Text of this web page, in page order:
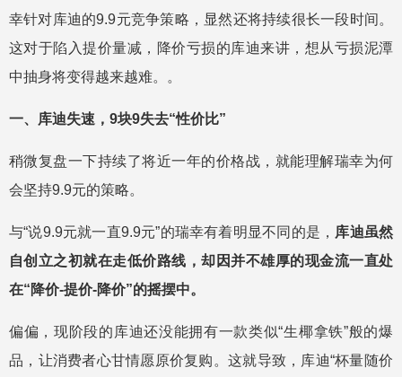
幸针对库迪的9.9元竞争策略，显然还将持续很长一段时间。
这对于陷入提价量减，降价亏损的库迪来讲，想从亏损泥潭
中抽身将变得越来越难。。
一、库迪失速，9块9失去“性价比”
稍微复盘一下持续了将近一年的价格战，就能理解瑞幸为何
会坚持9.9元的策略。
与“说9.9元就一直9.9元”的瑞幸有着明显不同的是， 库迪虽然
自创立之初就在走低价路线，却因并不雄厚的现金流一直处
在“降价-提价-降价”的摇摆中。
偏偏，现阶段的库迪还没能拥有一款类似“生椰拿铁”般的爆
品，让消费者心甘情愿原价复购。这就导致，库迪“杯量随价